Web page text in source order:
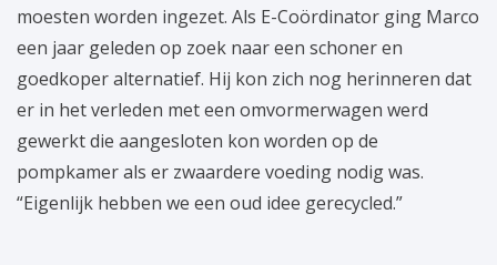
moesten worden ingezet. Als E-Coördinator ging Marco
een jaar geleden op zoek naar een schoner en
goedkoper alternatief. Hij kon zich nog herinneren dat
er in het verleden met een omvormerwagen werd
gewerkt die aangesloten kon worden op de
pompkamer als er zwaardere voeding nodig was.
“Eigenlijk hebben we een oud idee gerecycled.”